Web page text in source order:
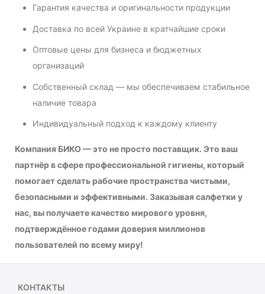
Гарантия качества и оригинальности продукции
Доставка по всей Украине в кратчайшие сроки
Оптовые цены для бизнеса и бюджетных
организаций
Собственный склад — мы обеспечиваем стабильное
наличие товара
Индивидуальный подход к каждому клиенту
Компания БИКО — это не просто поставщик. Это ваш
партнёр в сфере профессиональной гигиены, который
помогает сделать рабочие пространства чистыми,
безопасными и эффективными. Заказывая салфетки у
нас, вы получаете качество мирового уровня,
подтверждённое годами доверия миллионов
пользователей по всему миру!
КОНТАКТЫ